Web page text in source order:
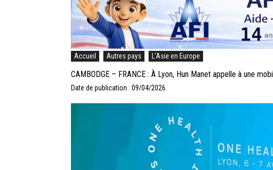
Accueil Autres pays L'Asie en Europe
CAMBODGE – FRANCE : À Lyon, Hun Manet appelle à une
Date de publication : 09/04/2026